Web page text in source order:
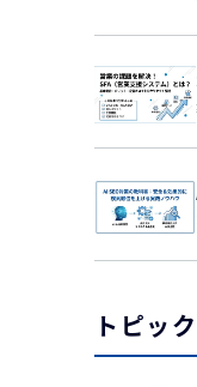
トピッ